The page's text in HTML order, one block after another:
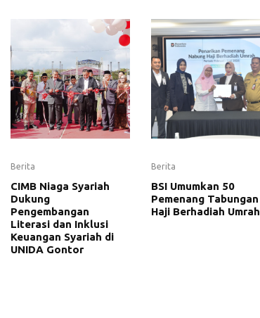
Berita
CIMB Niaga Syariah
Dukung
Pengembangan
Literasi dan Inklusi
Keuangan Syariah di
UNIDA Gontor
Berita
BSI Umumkan 50
Pemenang Tabungan
Haji Berhadiah Umrah